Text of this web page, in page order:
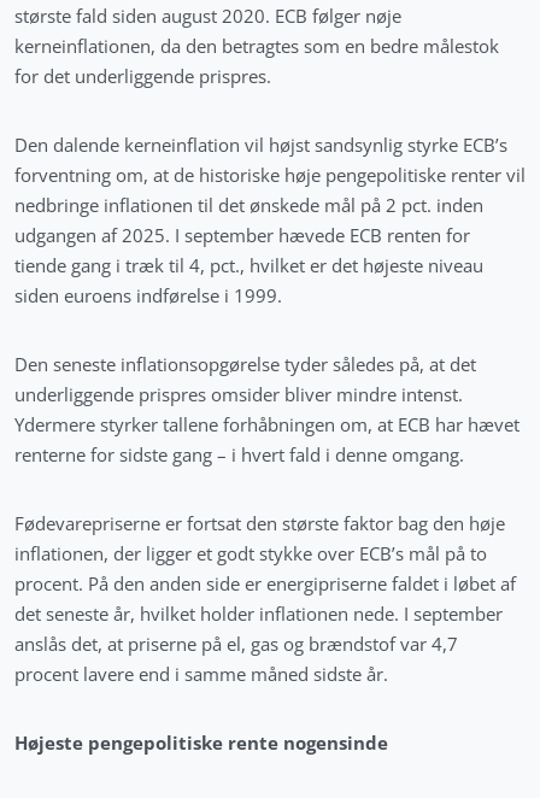
største fald siden august 2020. ECB følger nøje
kerneinflationen, da den betragtes som en bedre målestok
for det underliggende prispres.
Den dalende kerneinflation vil højst sandsynlig styrke ECB’s
forventning om, at de historiske høje pengepolitiske renter vil
nedbringe inflationen til det ønskede mål på 2 pct. inden
udgangen af 2025. I september hævede ECB renten for
tiende gang i træk til 4, pct., hvilket er det højeste niveau
siden euroens indførelse i 1999.
Den seneste inflationsopgørelse tyder således på, at det
underliggende prispres omsider bliver mindre intenst.
Ydermere styrker tallene forhåbningen om, at ECB har hævet
renterne for sidste gang – i hvert fald i denne omgang.
Fødevarepriserne er fortsat den største faktor bag den høje
inflationen, der ligger et godt stykke over ECB’s mål på to
procent. På den anden side er energipriserne faldet i løbet af
det seneste år, hvilket holder inflationen nede. I september
anslås det, at priserne på el, gas og brændstof var 4,7
procent lavere end i samme måned sidste år.
Højeste pengepolitiske rente nogensinde